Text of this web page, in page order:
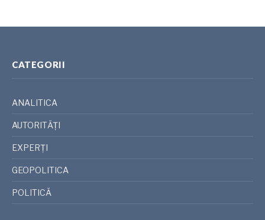
CATEGORII
ANALITICA
AUTORITĂȚI
EXPERȚI
GEOPOLITICA
POLITICĂ